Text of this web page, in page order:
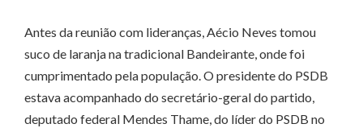
Antes da reunião com lideranças, Aécio Neves tomou
suco de laranja na tradicional Bandeirante, onde foi
cumprimentado pela população. O presidente do PSDB
estava acompanhado do secretário-geral do partido,
deputado federal Mendes Thame, do líder do PSDB no